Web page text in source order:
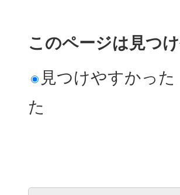
このページは見つ
見つけやすかった
た